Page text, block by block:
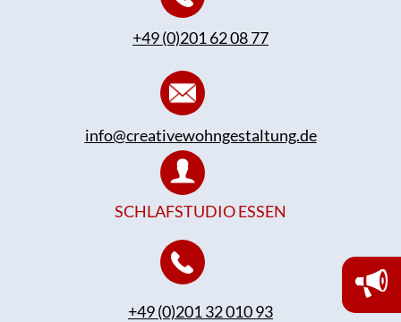
+49 (0)201 62 08 77
info@creativewohngestaltung.de
SCHLAFSTUDIO ESSEN
+49 (0)201 32 010 93